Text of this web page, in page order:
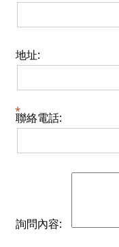
地址:
聯絡電話:
詢問內容: